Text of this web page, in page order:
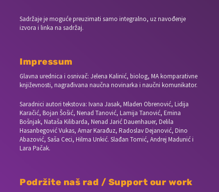
Sadržaje je moguće preuzimati samo integralno, uz navođenje
izvora i linka na sadržaj.
Impressum
Glavna urednica i osnivač: Jelena Kalinić, biolog, MA komparativne
književnosti, nagrađivana naučna novinarka i naučni komunikator.
Saradnici autori tekstova: Ivana Jasak, Mladen Obrenović, Lidija
Karačić, Bojan Šošić, Nenad Tanović, Lamija Tanović, Emina
Bošnjak, Nataša Kilibarda, Nenad Jarić Dauenhauer, Delila
Hasanbegović Vukas, Amar Karađuz, Radoslav Dejanović, Dino
Abazović, Saša Ceci, Hilma Unkić. Slađan Tomić, Andrej Madunić i
Lara Pačak.
Podržite naš rad / Support our work